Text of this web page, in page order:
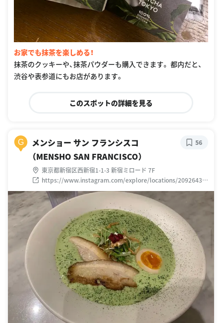
お家でも抹茶を楽しめる！
抹茶のクッキーや、抹茶パウダーも購入できます。 都内だと、
渋谷や表参道にもお店があります。
このスポットの詳細を見る
G
メンショー サン フランシスコ
（MENSHO SAN FRANCISCO）
東京都新宿区西新宿1-1-3 新宿ミロード 7F
https://www.instagram.com/explore/locations/20926434
6582776/mensho-san-francisco/?hl=ja
56